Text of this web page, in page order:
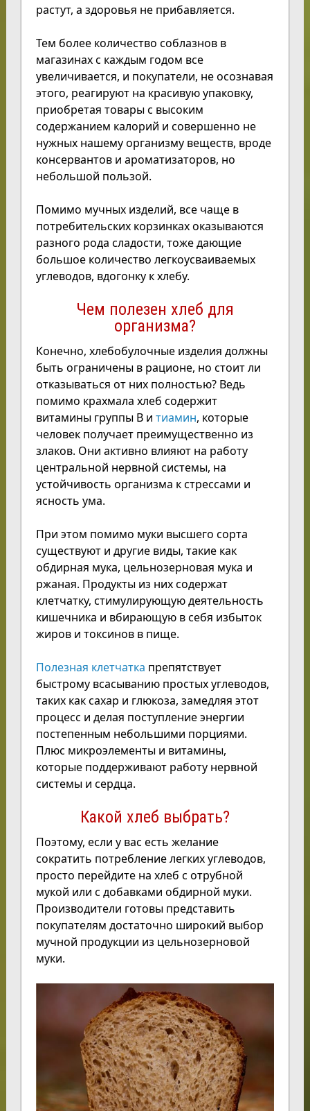
растут, а здоровья не прибавляется.
Тем более количество соблазнов в
магазинах с каждым годом все
увеличивается, и покупатели, не осознавая
этого, реагируют на красивую упаковку,
приобретая товары с высоким
содержанием калорий и совершенно не
нужных нашему организму веществ, вроде
консервантов и ароматизаторов, но
небольшой пользой.
Помимо мучных изделий, все чаще в
потребительских корзинках оказываются
разного рода сладости, тоже дающие
большое количество легкоусваиваемых
углеводов, вдогонку к хлебу.
Чем полезен хлеб для
организма?
Конечно, хлебобулочные изделия должны
быть ограничены в рационе, но стоит ли
отказываться от них полностью? Ведь
помимо крахмала хлеб содержит
витамины группы В и тиамин, которые
человек получает преимущественно из
злаков. Они активно влияют на работу
центральной нервной системы, на
устойчивость организма к стрессами и
ясность ума.
При этом помимо муки высшего сорта
существуют и другие виды, такие как
обдирная мука, цельнозерновая мука и
ржаная. Продукты из них содержат
клетчатку, стимулирующую деятельность
кишечника и вбирающую в себя избыток
жиров и токсинов в пище.
Полезная клетчатка препятствует
быстрому всасыванию простых углеводов,
таких как сахар и глюкоза, замедляя этот
процесс и делая поступление энергии
постепенным небольшими порциями.
Плюс микроэлементы и витамины,
которые поддерживают работу нервной
системы и сердца.
Какой хлеб выбрать?
Поэтому, если у вас есть желание
сократить потребление легких углеводов,
просто перейдите на хлеб с отрубной
мукой или с добавками обдирной муки.
Производители готовы представить
покупателям достаточно широкий выбор
мучной продукции из цельнозерновой
муки.